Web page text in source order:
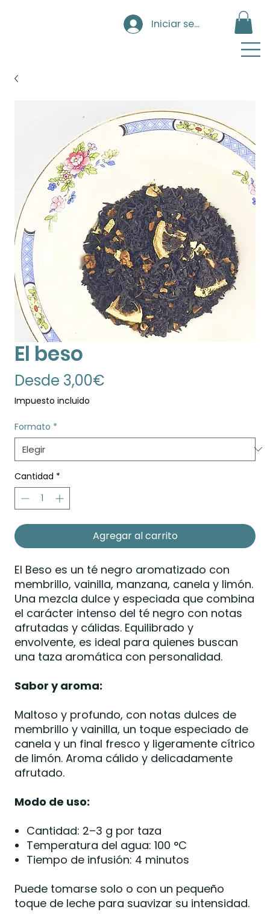
Iniciar sesión
El beso
Desde 3,00€Precio
Impuesto incluido
Formato *
Cantidad *
Agregar al carrito
El Beso es un té negro aromatizado con
membrillo, vainilla, manzana, canela y limón.
Una mezcla dulce y especiada que combina
el carácter intenso del té negro con notas
afrutadas y cálidas. Equilibrado y
envolvente, es ideal para quienes buscan
una taza aromática con personalidad.
Sabor y aroma:
Maltoso y profundo, con notas dulces de
membrillo y vainilla, un toque especiado de
canela y un final fresco y ligeramente cítrico
de limón. Aroma cálido y delicadamente
afrutado.
Modo de uso:
Cantidad: 2–3 g por taza
Temperatura del agua: 100 °C
Tiempo de infusión: 4 minutos
Puede tomarse solo o con un pequeño
toque de leche para suavizar su intensidad.